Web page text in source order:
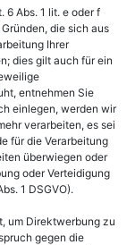
6 Abs. 1 lit. e oder f
die sich aus
Ihrer
dies gilt auch für ein
entnehmen Sie
einlegen, werden wir
verarbeiten, es sei
für die Verarbeitung
überwiegen oder
oder Verteidigung
1 DSGVO).
um Direktwerbung zu
gegen die